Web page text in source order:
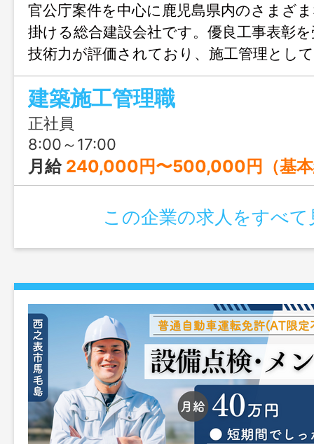
官公庁案件を中心に鹿児島県内のさまざ
掛ける総合建設会社です。優良工事表彰
技術力が評価されており、施工管理とし
めます。資格取得支援や各種手当、退職
生も充実。現場への直行直帰も可能で、
アを築きたい方におすすめの環境です。
建築施工管理職
正社員
8:00～17:00
月給 240,000円〜500,000円（基本給） ※経験・能力等を考慮の上、
この企業の求人をすべて